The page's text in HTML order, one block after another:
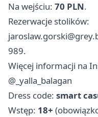
Na wejściu: 70 PLN.
Rezerwacje stolików:
989.
Więcej informacji na
@_yalla_balagan
Dress code: smart
Wstęp: 18+